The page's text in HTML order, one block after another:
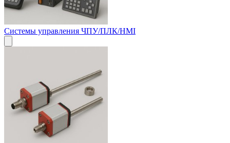
Системы управления ЧПУ/ПЛК/HMI